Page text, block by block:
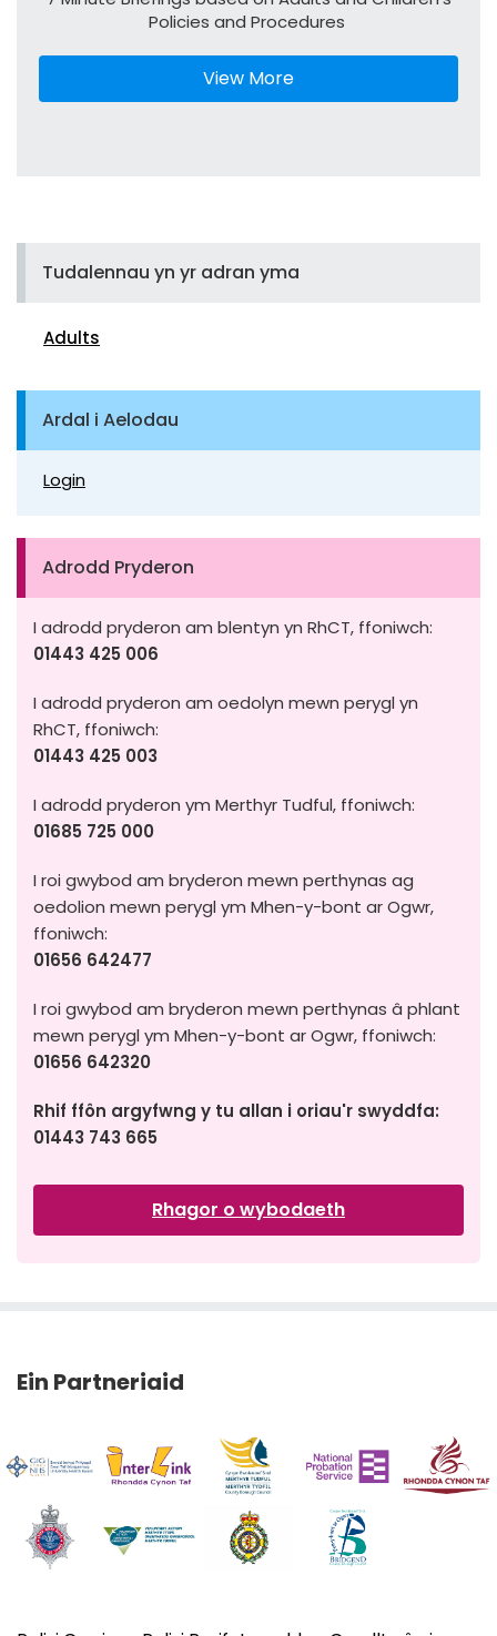
Policies and Procedures
View More
Tudalennau yn yr adran yma
Adults
Ardal i Aelodau
Login
Adrodd Pryderon
I adrodd pryderon am blentyn yn RhCT, ffoniwch:
01443 425 006
I adrodd pryderon am oedolyn mewn perygl yn
RhCT, ffoniwch:
01443 425 003
I adrodd pryderon ym Merthyr Tudful, ffoniwch:
01685 725 000
I roi gwybod am bryderon mewn perthynas ag
oedolion mewn perygl ym Mhen-y-bont ar Ogwr,
ffoniwch:
01656 642477
I roi gwybod am bryderon mewn perthynas â phlant
mewn perygl ym Mhen-y-bont ar Ogwr, ffoniwch:
01656 642320
Rhif ffôn argyfwng y tu allan i oriau'r swyddfa:
01443 743 665
Rhagor o wybodaeth
Ein Partneriaid